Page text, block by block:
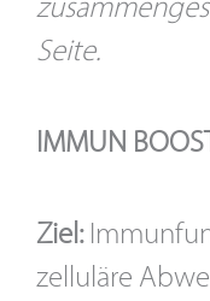
Seite.
IMMUN
Ziel:
zelluläre